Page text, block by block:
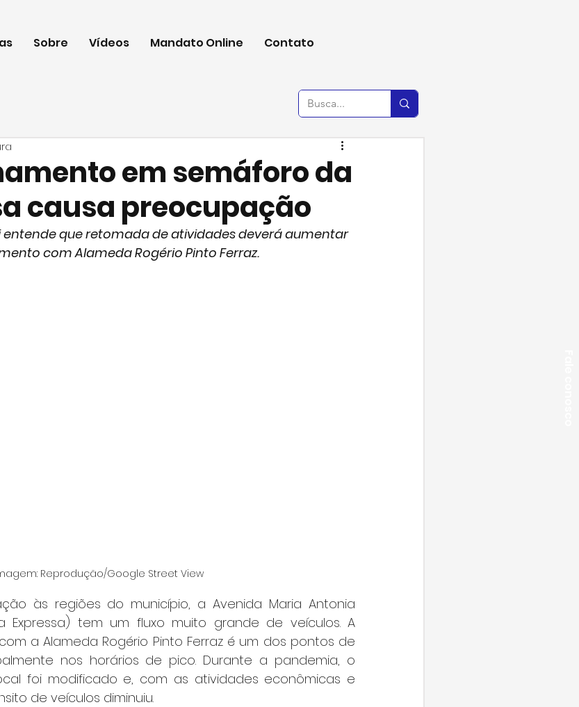
Sobre Vídeos Mandato Online Contato
em semáforo da
causa preocupação
entende que retomada de atividades deverá aumentar
com Alameda Rogério Pinto Ferraz.
Reprodução/Google Street View
às regiões do município, a Avenida Maria Antonia
Expressa) tem um fluxo muito grande de veículos. A
a Alameda Rogério Pinto Ferraz é um dos pontos de
nos horários de pico. Durante a pandemia, o
foi modificado e, com as atividades econômicas e
de veículos diminuiu.